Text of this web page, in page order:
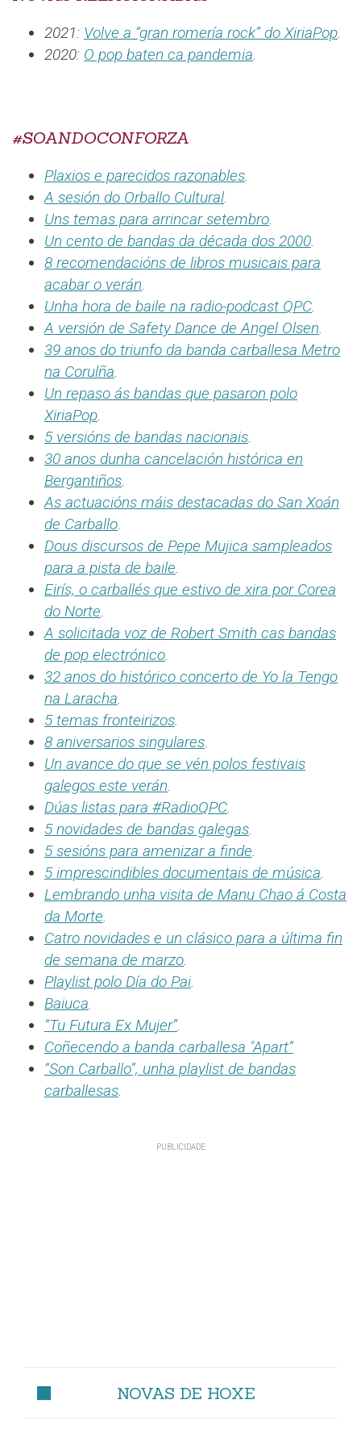
2021: Volve a “gran romería rock” do XiriaPop.
2020: O pop baten ca pandemia.
#SOANDOCONFORZA
Plaxios e parecidos razonables.
A sesión do Orballo Cultural.
Uns temas para arrincar setembro.
Un cento de bandas da década dos 2000.
8 recomendacións de libros musicais para
acabar o verán.
Unha hora de baile na radio-podcast QPC.
A versión de Safety Dance de Angel Olsen.
39 anos do triunfo da banda carballesa Metro
na Corulña.
Un repaso ás bandas que pasaron polo
XiriaPop.
5 versións de bandas nacionais.
30 anos dunha cancelación histórica en
Bergantiños.
As actuacións máis destacadas do San Xoán
de Carballo.
Dous discursos de Pepe Mujica sampleados
para a pista de baile.
Eirís, o carballés que estivo de xira por Corea
do Norte.
A solicitada voz de Robert Smith cas bandas
de pop electrónico.
32 anos do histórico concerto de Yo la Tengo
na Laracha.
5 temas fronteirizos.
8 aniversarios singulares.
Un avance do que se vén polos festivais
galegos este verán.
Dúas listas para #RadioQPC.
5 novidades de bandas galegas.
5 sesións para amenizar a finde.
5 imprescindibles documentais de música.
Lembrando unha visita de Manu Chao á Costa
da Morte.
Catro novidades e un clásico para a última fin
de semana de marzo.
Playlist polo Día do Pai.
Baiuca.
“Tu Futura Ex Mujer”.
Coñecendo a banda carballesa "Apart”
“Son Carballo”, unha playlist de bandas
carballesas.
NOVAS DE HOXE